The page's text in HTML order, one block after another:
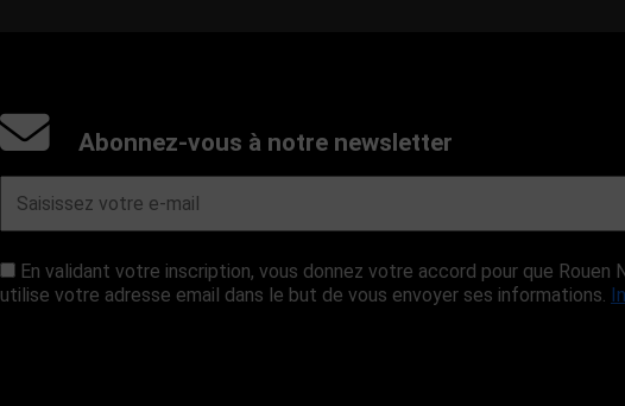
Abonnez-vous à notre newsletter
En validant votre inscription, vous donnez votre accord pour que Rouen
utilise votre adresse email dans le but de vous envoyer ses informations.